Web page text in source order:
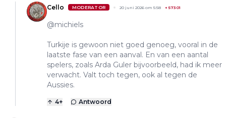
Cello MODERATOR 20 juni 2026 om 5:58 +57301
@michiels
Turkije is gewoon niet goed genoeg, vooral in de
laatste fase van een aanval. En van een aantal
spelers, zoals Arda Guler bijvoorbeeld, had ik meer
verwacht. Valt toch tegen, ook al tegen de
Aussies.
4+ Antwoord